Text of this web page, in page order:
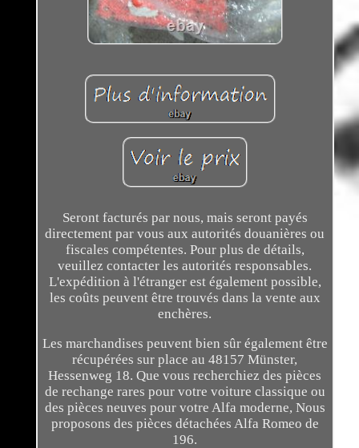
Seront facturés par nous, mais seront payés
directement par vous aux autorités douanières ou
fiscales compétentes. Pour plus de détails,
veuillez contacter les autorités responsables.
L'expédition à l'étranger est également possible,
les coûts peuvent être trouvés dans la vente aux
enchères.
Les marchandises peuvent bien sûr également être
récupérées sur place au 48157 Münster,
Hessenweg 18. Que vous recherchiez des pièces
de rechange rares pour votre voiture classique ou
des pièces neuves pour votre Alfa moderne, Nous
proposons des pièces détachées Alfa Romeo de
196.